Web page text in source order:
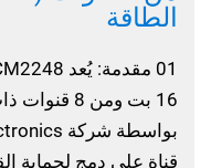
الطاقة
16 بت ومن 8
قناة على دمج لحماية